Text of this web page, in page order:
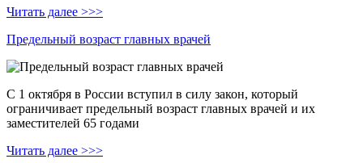
Читать далее >>>
Предельный возраст главных врачей
С 1 октября в России вступил в силу закон, который
ограничивает предельный возраст главных врачей и их
заместителей 65 годами
Читать далее >>>